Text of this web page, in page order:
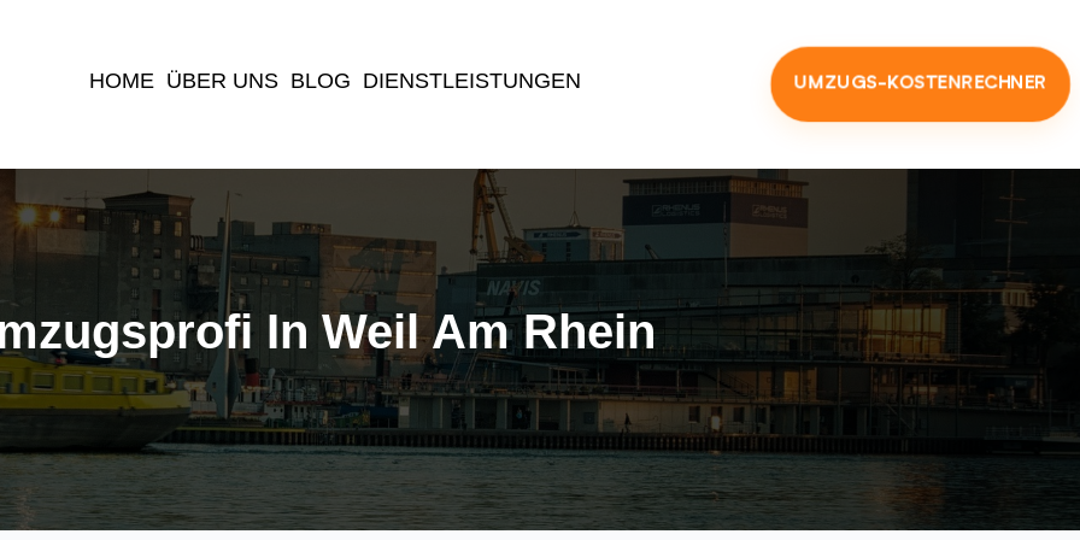
HOME(current)
ÜBER UNS BLOG DIENSTLEISTUNGEN UMZUGS-KOSTENRECHNER
In Weil Am Rhein